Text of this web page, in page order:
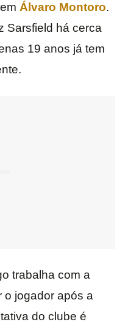
Álvaro Montoro.
Sarsfield há cerca
19 anos já tem
trabalha com a
o jogador após a
do clube é